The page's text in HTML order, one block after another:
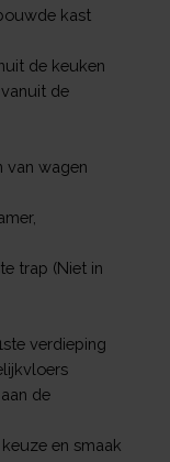
kast
de keuken
de
van wagen
trap (Niet in
verdieping
de
en smaak